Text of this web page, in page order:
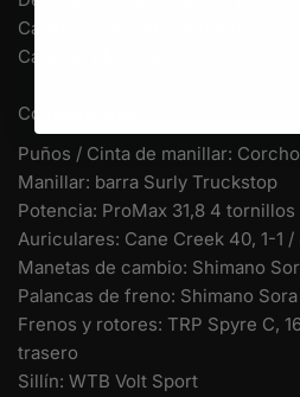
Casete / Cog: Shimano Alivio, 11-
Cadena: KMC X9
Componentes
Puños / Cinta de manillar:
Manillar: barra Surly Truckstop
Potencia: ProMax 31,8 4 tornillos
Auriculares: Cane Creek 40, 1-1 /
Manetas de cambio: Shimano
Palancas de freno: Shimano Sora
Frenos y rotores: TRP Spyre C,
trasero
Sillín: WTB Volt Sport